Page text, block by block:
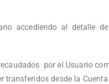
accediendo al detalle de
por el Usuario
transferidos desde la